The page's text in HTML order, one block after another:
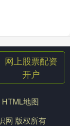
网上股票配资
开户
HTML地图
网 版权所有